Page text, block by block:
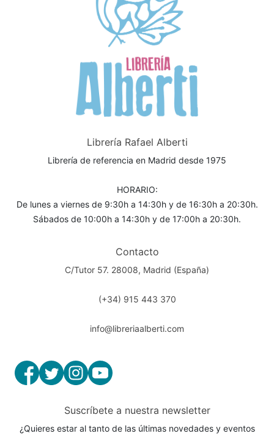
Librería Rafael Alberti
Librería de referencia en Madrid desde 1975
HORARIO:
De lunes a viernes de 9:30h a 14:30h y de 16:30h a 20:30h.
Sábados de 10:00h a 14:30h y de 17:00h a 20:30h.
Contacto
C/Tutor 57. 28008, Madrid (España)
(+34) 915 443 370
info@libreriaalberti.com
Suscríbete a nuestra newsletter
¿Quieres estar al tanto de las últimas novedades y eventos